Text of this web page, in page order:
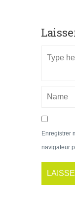
Enregistrer
navigateur